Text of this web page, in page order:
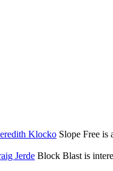
Klocko Slope Free is
Jerde Block Blast is